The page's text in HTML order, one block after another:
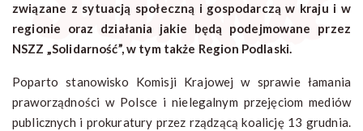
związane z sytuacją społeczną i gospodarczą w kraju i w
regionie oraz działania jakie będą podejmowane przez
NSZZ „Solidarność”, w tym także Region Podlaski.
Poparto stanowisko Komisji Krajowej w sprawie łamania
praworządności w Polsce i nielegalnym przejęciom mediów
publicznych i prokuratury przez rządzącą koalicję 13 grudnia.